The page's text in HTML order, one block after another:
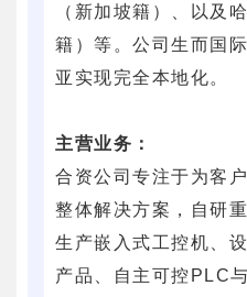
（新加坡籍）、以及
籍）等。公司生而国
亚实现完全本地化。
主营业务：
合资公司专注于为客
整体解决方案，自研
生产嵌入式工控机、
产品、自主可控PLC